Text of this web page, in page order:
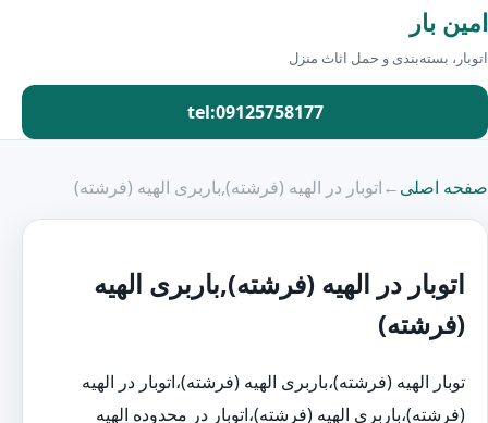
امین بار
اتوبار، بسته‌بندی و حمل اثاث منزل
tel:09125758177
صفحه اصلی←اتوبار در الهیه (فرشته),باربری الهیه (فرشته)
اتوبار در الهیه (فرشته),باربری الهیه
(فرشته)
توبار الهیه (فرشته)،باربری الهیه (فرشته)،اتوبار در الهیه
(فرشته)،باربری الهیه (فرشته)،اتوبار در محدوده الهیه